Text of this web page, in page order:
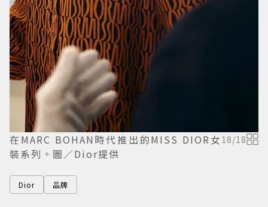
在MARC BOHAN時代推出的MISS DIOR女
裝系列。圖／Dior提供
18/18
Dior 品牌